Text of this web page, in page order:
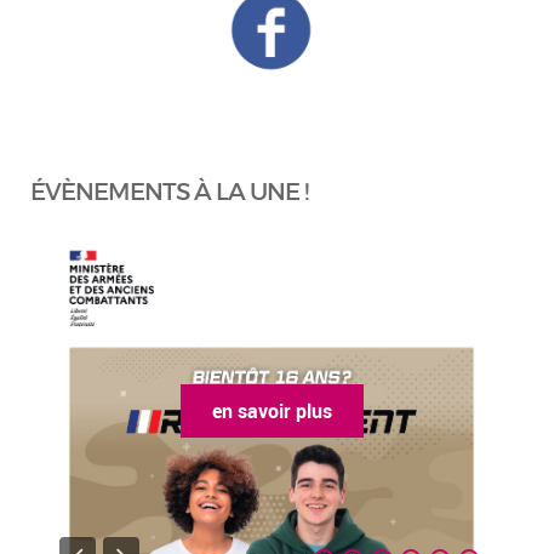
ÉVÈNEMENTS À LA UNE !
en savoir plus